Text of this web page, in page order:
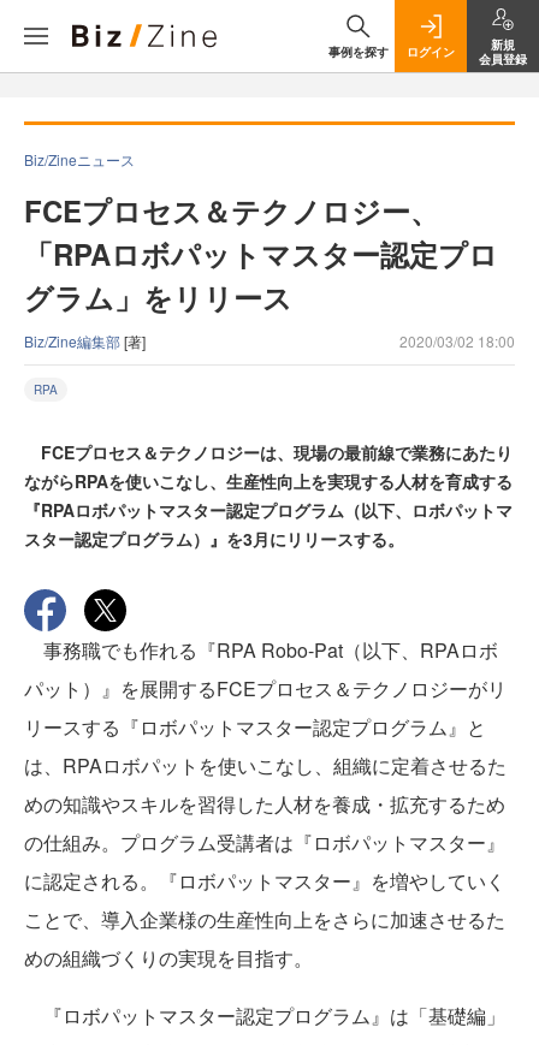
事例を探す ログイン
新規
会員登録
Biz/Zineニュース
FCEプロセス＆テクノロジー、
「RPAロボパットマスター認定プロ
グラム」をリリース
Biz/Zine編集部[著] 2020/03/02 18:00
RPA
FCEプロセス＆テクノロジーは、現場の最前線で業務にあたり
ながらRPAを使いこなし、生産性向上を実現する人材を育成する
『RPAロボパットマスター認定プログラム（以下、ロボパットマ
スター認定プログラム）』を3月にリリースする。
事務職でも作れる『RPA Robo-Pat（以下、RPAロボ
パット）』を展開するFCEプロセス＆テクノロジーがリ
リースする『ロボパットマスター認定プログラム』と
は、RPAロボパットを使いこなし、組織に定着させるた
めの知識やスキルを習得した人材を養成・拡充するため
の仕組み。プログラム受講者は『ロボパットマスター』
に認定される。『ロボパットマスター』を増やしていく
ことで、導入企業様の生産性向上をさらに加速させるた
めの組織づくりの実現を目指す。
『ロボパットマスター認定プログラム』は「基礎編」